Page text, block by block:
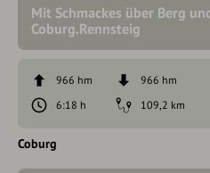
Mit Schmackes über Berg
Coburg.Rennsteig
966 hm
966 hm
6:18 h
109,2 km
Coburg